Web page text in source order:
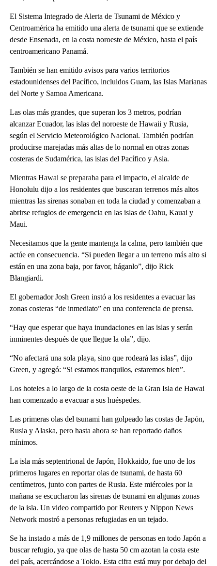
El Sistema Integrado de Alerta de Tsunami de México y
Centroamérica ha emitido una alerta de tsunami que se extiende
desde Ensenada, en la costa noroeste de México, hasta el país
centroamericano Panamá.
También se han emitido avisos para varios territorios
estadounidenses del Pacífico, incluidos Guam, las Islas Marianas
del Norte y Samoa Americana.
Las olas más grandes, que superan los 3 metros, podrían
alcanzar Ecuador, las islas del noroeste de Hawaii y Rusia,
según el Servicio Meteorológico Nacional. También podrían
producirse marejadas más altas de lo normal en otras zonas
costeras de Sudamérica, las islas del Pacífico y Asia.
Mientras Hawai se preparaba para el impacto, el alcalde de
Honolulu dijo a los residentes que buscaran terrenos más altos
mientras las sirenas sonaban en toda la ciudad y comenzaban a
abrirse refugios de emergencia en las islas de Oahu, Kauai y
Maui.
Necesitamos que la gente mantenga la calma, pero también que
actúe en consecuencia. “Si pueden llegar a un terreno más alto si
están en una zona baja, por favor, háganlo”, dijo Rick
Blangiardi.
El gobernador Josh Green instó a los residentes a evacuar las
zonas costeras “de inmediato” en una conferencia de prensa.
“Hay que esperar que haya inundaciones en las islas y serán
inminentes después de que llegue la ola”, dijo.
“No afectará una sola playa, sino que rodeará las islas”, dijo
Green, y agregó: “Si estamos tranquilos, estaremos bien”.
Los hoteles a lo largo de la costa oeste de la Gran Isla de Hawai
han comenzado a evacuar a sus huéspedes.
Las primeras olas del tsunami han golpeado las costas de Japón,
Rusia y Alaska, pero hasta ahora se han reportado daños
mínimos.
La isla más septentrional de Japón, Hokkaido, fue uno de los
primeros lugares en reportar olas de tsunami, de hasta 60
centímetros, junto con partes de Rusia. Este miércoles por la
mañana se escucharon las sirenas de tsunami en algunas zonas
de la isla. Un video compartido por Reuters y Nippon News
Network mostró a personas refugiadas en un tejado.
Se ha instado a más de 1,9 millones de personas en todo Japón a
buscar refugio, ya que olas de hasta 50 cm azotan la costa este
del país, acercándose a Tokio. Esta cifra está muy por debajo del